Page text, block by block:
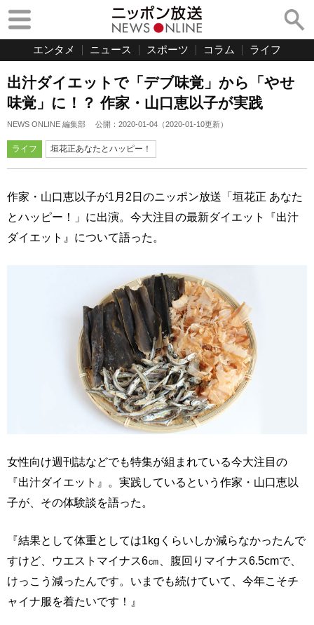
エンタメ ニュース スポーツ コラム ライフ
出汁ダイエットで「デブ味覚」から「やせ
味覚」に！？ 作家・山口恵以子が実践
NEWS ONLINE 編集部 公開： 2020-01-04 （2020-01-10更新）
ライフ 垣花正あなたとハッピー！
作家・山口恵以子が1月2日のニッポン放送「垣花正 あなた
とハッピー！」に出演。今大注目の最新ダイエット『出汁
ダイエット』について語った。
女性向け週刊誌などでも特集が組まれている今大注目の
『出汁ダイエット』。実践しているという作家・山口恵以
子が、その体験談を語った。
『結果として体重としては1kgくらいしか減らなかったんで
すけど、ウエストマイナス6㎝、腹回りマイナス6.5cmで、
けっこう減ったんです。いまでも続けていて、今年こそチ
ャイナ服を着たいです！』